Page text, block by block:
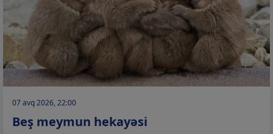
07 avq 2026, 22:00
Beş meymun hekayəsi